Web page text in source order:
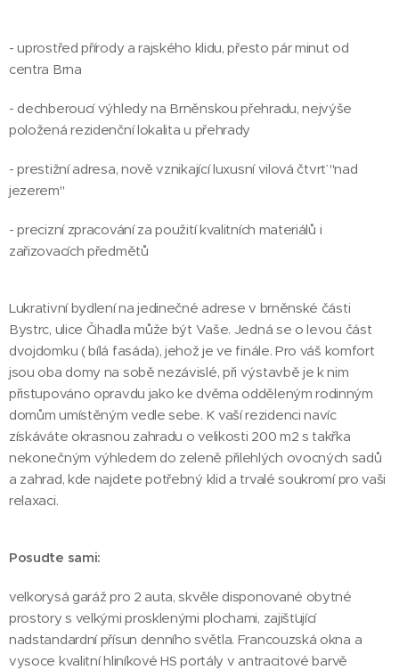
- uprostřed přírody a rajského klidu, přesto pár minut od
centra Brna
- dechberoucí výhledy na Brněnskou přehradu, nejvýše
položená rezidenční lokalita u přehrady
- prestižní adresa, nově vznikající luxusní vilová čtvrť "nad
jezerem"
- precizní zpracování za použití kvalitních materiálů i
zařizovacích předmětů
Lukrativní bydlení na jedinečné adrese v brněnské části
Bystrc, ulice Čihadla může být Vaše. Jedná se o levou část
dvojdomku ( bílá fasáda), jehož je ve finále. Pro váš komfort
jsou oba domy na sobě nezávislé, při výstavbě je k nim
přistupováno opravdu jako ke dvěma odděleným rodinným
domům umístěným vedle sebe. K vaší rezidenci navíc
získáváte okrasnou zahradu o velikosti 200 m2 s takřka
nekonečným výhledem do zeleně přilehlých ovocných sadů
a zahrad, kde najdete potřebný klid a trvalé soukromí pro vaši
relaxaci.
Posuďte sami:
velkorysá garáž pro 2 auta, skvěle disponované obytné
prostory s velkými prosklenými plochami, zajišťující
nadstandardní přísun denního světla. Francouzská okna a
vysoce kvalitní hliníkové HS portály v antracitové barvě